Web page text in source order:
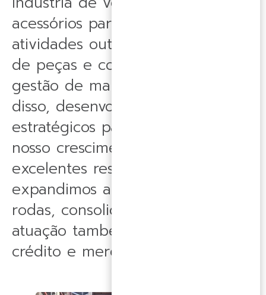
acessórios para o ciclismo e
atividades outdoor, distribuição
de peças e componentes e
gestão de marcas próprias. Além
disso, desenvolvemos negócios
estratégicos para impulsionar
nosso crescimento, e, com
excelentes resultados,
expandimos além das duas
rodas, consolidando nossa
atuação também nos setores de
crédito e mercado imobiliário.